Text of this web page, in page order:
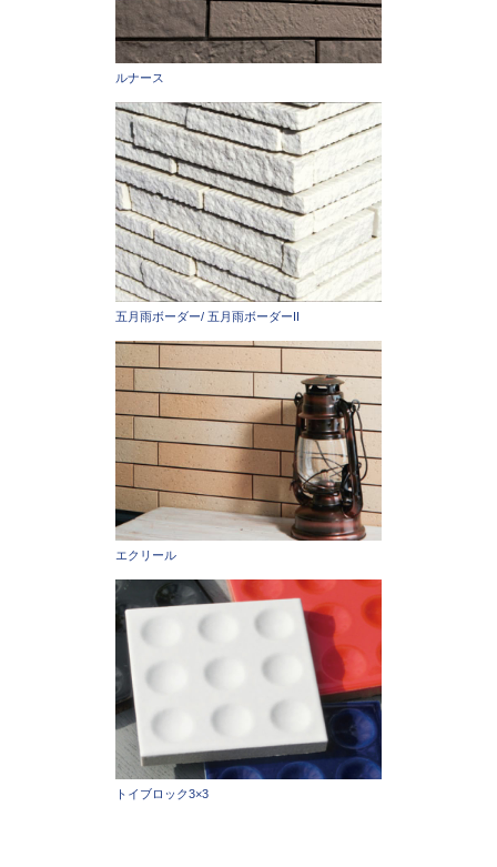
ルナース
五月雨ボーダー/ 五月雨ボーダーII
エクリール
トイブロック3×3